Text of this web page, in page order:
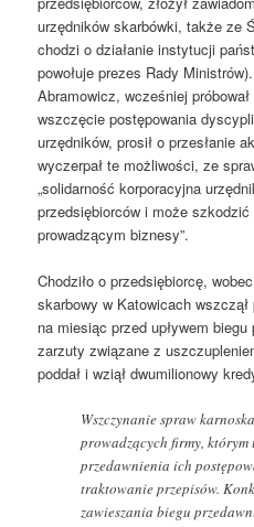
urzędników skarbówki, także ze
chodzi o działanie instytucji
powołuje prezes Rady
Abramowicz, wcześniej
wszczęcie postępowania
urzędników, prosił o przesłanie
wyczerpał te możliwości, ze
„solidarność korporacyjna
przedsiębiorców i może
prowadzącym biznesy”.
Chodziło o przedsiębiorcę,
skarbowy w Katowicach
na miesiąc przed upływem
zarzuty związane z
poddał i wziął dwumilionowy
Wszczynanie spraw
prowadzących firmy, którym
przedawnienia ich
traktowanie przepisów.
zawieszania biegu